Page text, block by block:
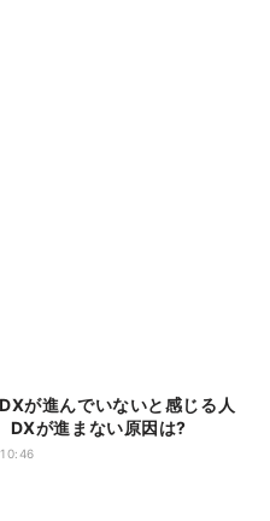
が進んでいないと感じる人
DXが進まない原因は?